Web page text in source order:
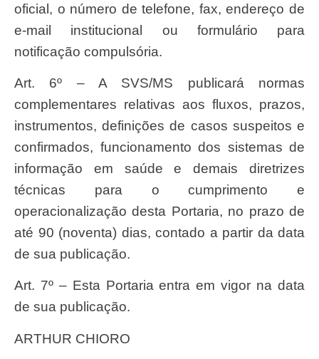
oficial, o número de telefone, fax, endereço de
e-mail institucional ou formulário para
notificação compulsória.
Art. 6º – A SVS/MS publicará normas
complementares relativas aos fluxos, prazos,
instrumentos, definições de casos suspeitos e
confirmados, funcionamento dos sistemas de
informação em saúde e demais diretrizes
técnicas para o cumprimento e
operacionalização desta Portaria, no prazo de
até 90 (noventa) dias, contado a partir da data
de sua publicação.
Art. 7º – Esta Portaria entra em vigor na data
de sua publicação.
ARTHUR CHIORO